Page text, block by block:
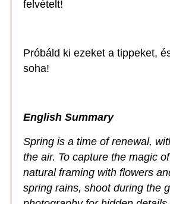
felvételt!
Próbáld ki ezeket a tippeket,
soha!
English Summary
Spring is a time of renewal,
the air. To capture the magic
natural framing with flowers
spring rains, shoot during the